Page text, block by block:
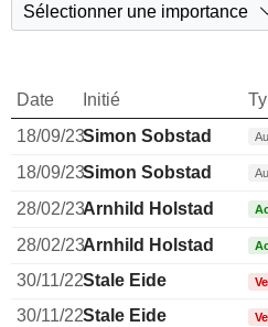
Sélectionner une importance
Date Initié
18/09/23Simon Sobstad
18/09/23Simon Sobstad
28/02/23Arnhild Holstad
28/02/23Arnhild Holstad
30/11/22Stale Eide
30/11/22Stale Eide